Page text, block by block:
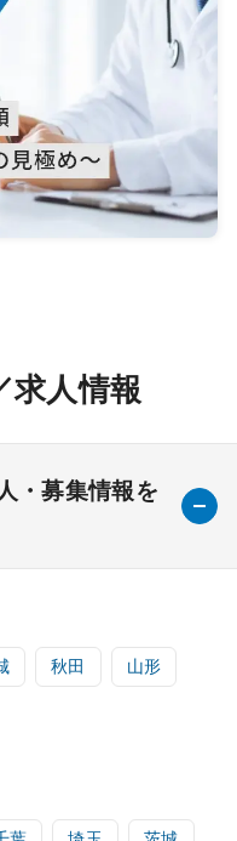
求人情報
・募集情報を
秋田 山形